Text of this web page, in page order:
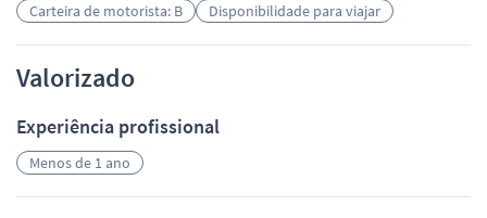
Carteira de motorista: B Disponibilidade para viajar
Valorizado
Experiência profissional
Menos de 1 ano